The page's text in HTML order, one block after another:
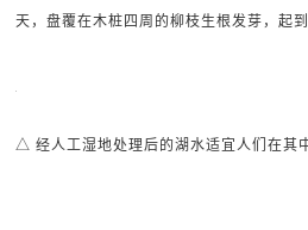
天，盘覆在木桩四周的柳枝生根发芽，起
△ 经人工湿地处理后的湖水适宜人们在其